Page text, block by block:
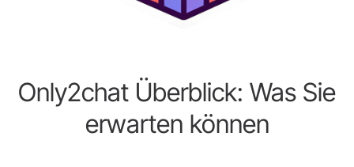
Only2chat Überblick: Was Sie
erwarten können